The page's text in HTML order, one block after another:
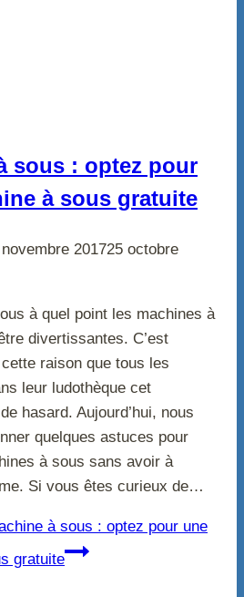
sous : optez pour
à sous gratuite
201725 octobre
à quel point les machines à
divertissantes. C’est
raison que tous les
leur ludothèque cet
hasard. Aujourd’hui, nous
quelques astuces pour
à sous sans avoir à
Si vous êtes curieux de…
à sous : optez pour une
gratuite